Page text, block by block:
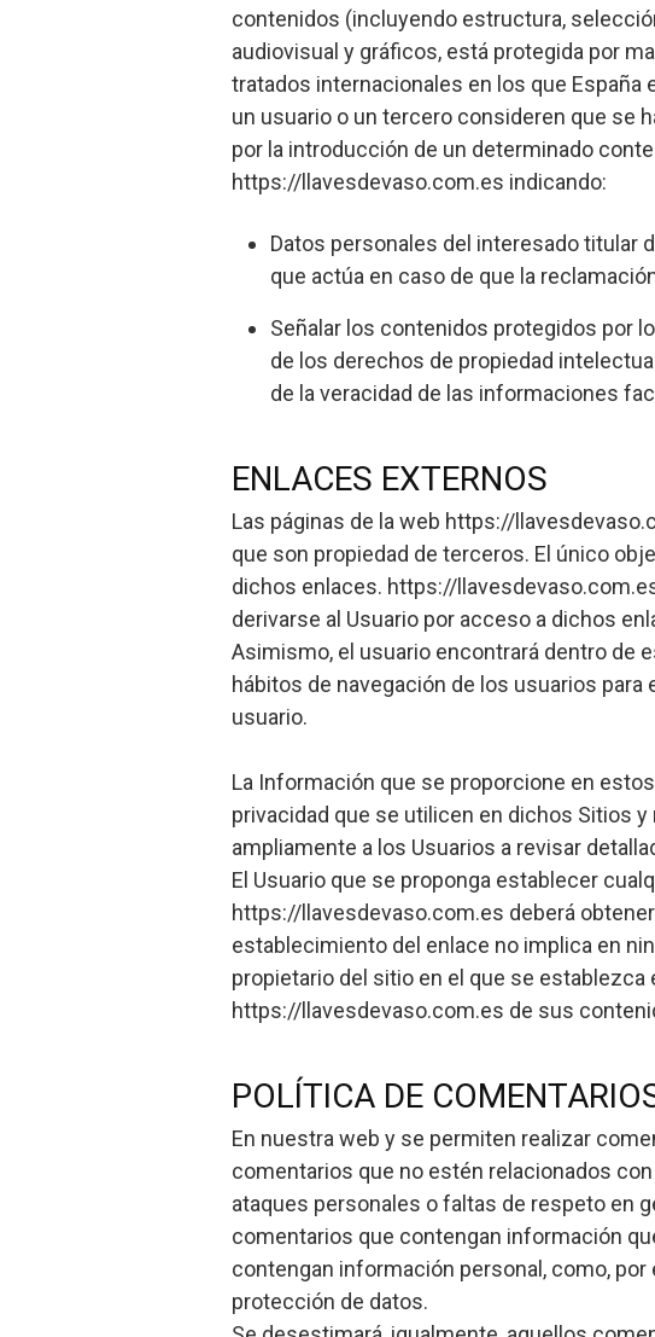
contenidos (incluyendo estructura,
audiovisual y gráficos, está protegida por
tratados internacionales en los que España
un usuario o un tercero consideren que se
por la introducción de un determinado
https://llavesdevaso.com.es indicando:
Datos personales del interesado titular
que actúa en caso de que la
Señalar los contenidos protegidos por
de los derechos de propiedad
de la veracidad de las informaciones
ENLACES EXTERNOS
Las páginas de la web https://
que son propiedad de terceros. El único
dichos enlaces. https://
derivarse al Usuario por acceso a dichos
Asimismo, el usuario encontrará dentro de
hábitos de navegación de los usuarios
usuario.
La Información que se proporcione en
privacidad que se utilicen en dichos Sitios
ampliamente a los Usuarios a revisar
El Usuario que se proponga establecer
https://llavesdevaso.com.es deberá
establecimiento del enlace no implica en
propietario del sitio en el que se establezca
https://llavesdevaso.com.es de sus
POLÍTICA DE
En nuestra web y se permiten realizar
comentarios que no estén relacionados
ataques personales o faltas de respeto en
comentarios que contengan información
contengan información personal, como,
protección de datos.